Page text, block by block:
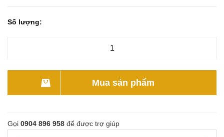
Số lượng:
Mua sản phẩm
Gọi 0904 896 958 để được trợ giúp